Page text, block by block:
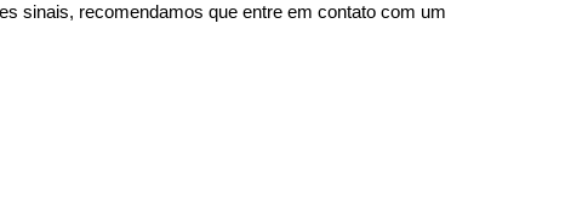
sinais, recomendamos que entre em contato com um